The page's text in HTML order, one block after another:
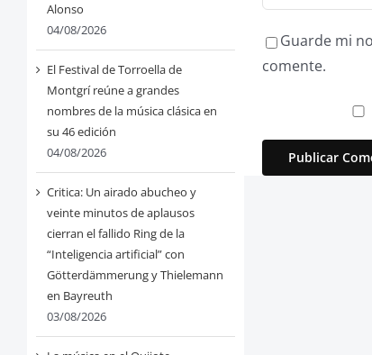
Alonso
04/08/2026
El Festival de Torroella de
Montgrí reúne a grandes
nombres de la música clásica en
su 46 edición
04/08/2026
Critica: Un airado abucheo y
veinte minutos de aplausos
cierran el fallido Ring de la
“Inteligencia artificial” con
Götterdämmerung y Thielemann
en Bayreuth
03/08/2026
Guarde mi
comente.